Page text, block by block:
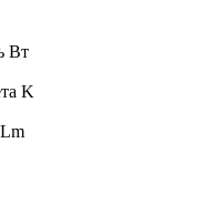
Вт
K